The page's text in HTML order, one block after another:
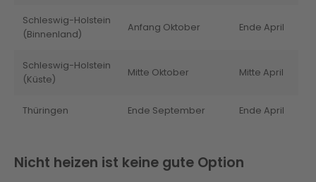
Schleswig-Holstein
(Binnenland)
Anfang Oktober Ende April
Schleswig-Holstein
(Küste)
Mitte Oktober Mitte April
Thüringen Ende September Ende April
Nicht heizen ist keine gute Option